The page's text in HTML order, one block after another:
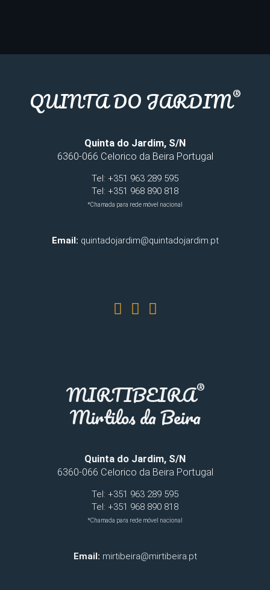
QUINTA DO JARDIM®
Quinta do Jardim, S/N
6360-066 Celorico da Beira Portugal
Tel: +351 963 289 595
Tel: +351 968 890 818
*Chamada para rede móvel nacional
Email: quintadojardim@quintadojardim.pt
MIRTIBEIRA®
Mirtilos da Beira
Quinta do Jardim, S/N
6360-066 Celorico da Beira Portugal
Tel: +351 963 289 595
Tel: +351 968 890 818
*Chamada para rede móvel nacional
Email: mirtibeira@mirtibeira.pt